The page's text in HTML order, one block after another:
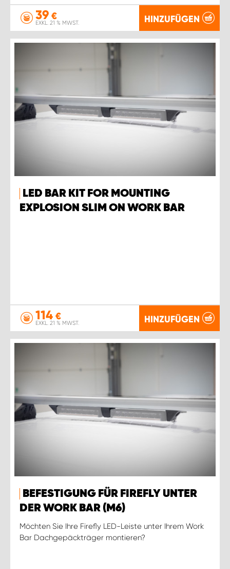
39 €
EXKL. 21 % MWST. HINZUFÜGEN
LED BAR KIT FOR MOUNTING
EXPLOSION SLIM ON WORK BAR
114 €
EXKL. 21 % MWST. HINZUFÜGEN
BEFESTIGUNG FÜR FIREFLY UNTER
DER WORK BAR (M6)
Möchten Sie Ihre Firefly LED-Leiste unter Ihrem Work
Bar Dachgepäckträger montieren?